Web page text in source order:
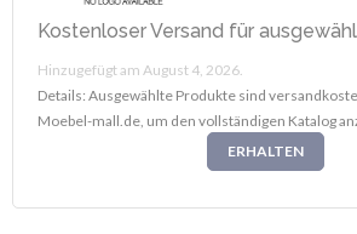
Kostenloser Versand für
Hinzugefügt am August 4, 2026.
Details: Ausgewählte Produkte sind
Moebel-mall.de, um den vollständigen Katalog
ERHALTEN